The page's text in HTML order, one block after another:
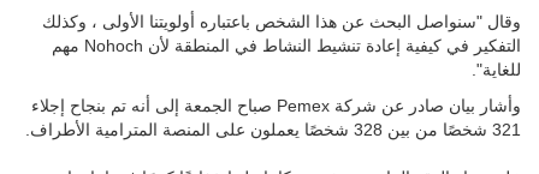
للغاية".
وأشار بيان صادر عن شركة Pemex صباح الجمعة إلى أنه تم بنجاح إجلاء
321 شخصًا من بين 328 شخصًا يعملون على المنصة المترامية الأطراف.
على مدار العقد الماضي ، شهدت كانتاريل انخفاضًا كبيرًا في إنتاجها من